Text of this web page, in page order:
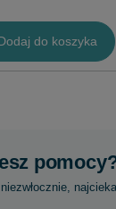
do koszyka